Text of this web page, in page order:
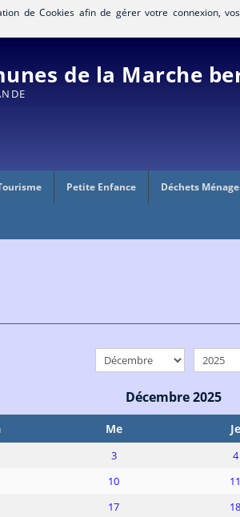
de Cookies afin de gérer votre connexion,
de la Marche
Petite Enfance Déchets
mois année
Décembre 2025
Me Je
3 4
10 11
17 18